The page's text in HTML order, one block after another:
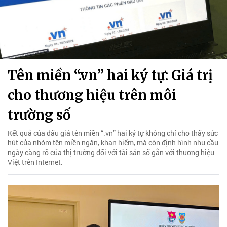
Tên miền “.vn” hai ký tự: Giá trị
cho thương hiệu trên môi
trường số
Kết quả của đấu giá tên miền “.vn” hai ký tự không chỉ cho thấy sức
hút của nhóm tên miền ngắn, khan hiếm, mà còn định hình nhu cầu
ngày càng rõ của thị trường đối với tài sản số gắn với thương hiệu
Việt trên Internet.